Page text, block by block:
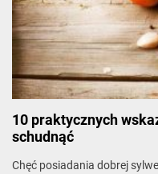
10 praktycznych
schudnąć
Chęć posiadania dobrej